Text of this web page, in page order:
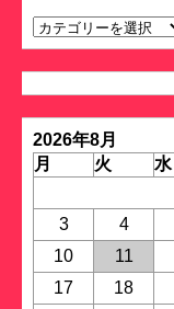
カ
テ
ゴ
リ
ー
2026年8月
月
火 水
3
4
10
11
17
18